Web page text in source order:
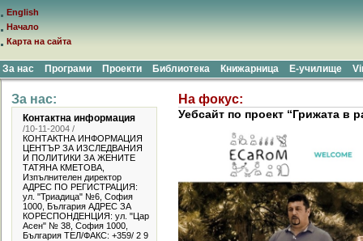
English
Начало
Карта на сайта
За нас Програми Проекти Библиотека Книжарница Е-училище
За нас:
Контактна информация
/10-11-2004 /
КОНТАКТНА ИНФОРМАЦИЯ
ЦЕНТЪР ЗА ИЗСЛЕДВАНИЯ
И ПОЛИТИКИ ЗА ЖЕНИТЕ
ТАТЯНА КМЕТОВА,
Изпълнителен директор
АДРЕС ПО РЕГИСТРАЦИЯ:
ул. "Триадица" №6, София
1000, България АДРЕС ЗА
КОРЕСПОНДЕНЦИЯ: ул. "Цар
Асен" № 38, София 1000,
България ТЕЛ/ФАКС: +359/ 2 9
На фокус:
Уебсайт по проект “Грижата в